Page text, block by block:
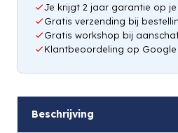
Je krijgt 2 jaar garantie op
Gratis verzending bij
Gratis workshop bij
Klantbeoordeling op Google
Beschrijving